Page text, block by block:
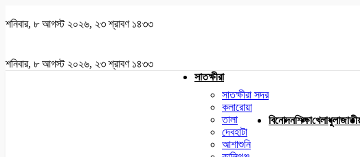
শনিবার, ৮ আগস্ট ২০২৬, ২৩ শ্রাবণ ১৪৩৩
শনিবার, ৮ আগস্ট ২০২৬, ২৩ শ্রাবণ ১৪৩৩
সাতক্ষীরা
সাতক্ষীরা সদর
কলারোয়া
তালা
দেবহাটা
আশাশুনি
বিনোদনশিক্ষাখেলাধুলা